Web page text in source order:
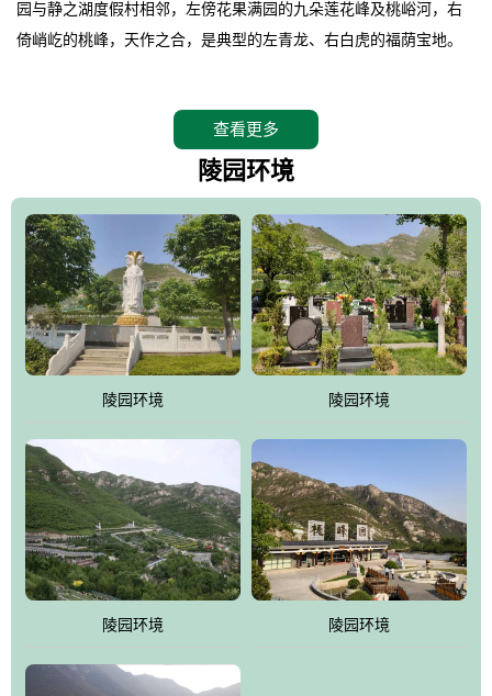
园与静之湖度假村相邻，左傍花果满园的九朵莲花峰及桃峪河，右
倚峭屹的桃峰，天作之合，是典型的左青龙、右白虎的福荫宝地。
师亲临园区指导，他认为“这里紧挨明十三陵，三面环山，坐北朝
南，地形极佳，地理位置得天独厚。”并感叹的说出了桃峰陵园是“人
生后花园，子孙福荫地”。
。
相传观音菩萨曾在九朵莲花峰上打坐品桃，并将桃核植于此谷，至
今这里的桃柿满园，故桃峰因此而得名。
。
桃峰园靠近京城，远离尘嚣，保持着相对原始的生态环境，飞鸟、
野兔、松鼠、山鸡随处可见，是人与自然和谐共处的佳境，是安息
逝者、感悟生命的圣地。
。
江河大地存忠骨，哀歌悲泪悼英灵。墓区依山就势，排列井然。福
寿苑尽展大家风范，名人在这里志铭，艺术在这里升华，军魂苑铭
刻着军人不朽的丰功伟绩，记载着将士辉煌的戎马生涯，尽显人生
个性;吉祥苑一派福禄祥和，长眠者在这里演绎着生命的永恒和再现;
如意苑尽现了逝者的宿愿和亲人们绵绵哀情及无尽孝意...
为抗日和解放战争期间流血牺牲的烈士新建一座革命烈士陵园，无
查看更多
陵园环境
陵园环境 陵园环境
陵园环境 陵园环境